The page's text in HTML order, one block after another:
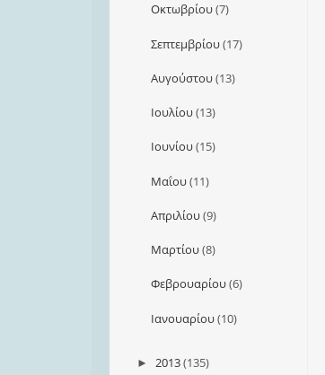
Οκτωβρίου(7)
Σεπτεμβρίου(17)
Αυγούστου(13)
Ιουλίου(13)
Ιουνίου(15)
Μαΐου(11)
Απριλίου(9)
Μαρτίου(8)
Φεβρουαρίου(6)
Ιανουαρίου(10)
► 2013(135)